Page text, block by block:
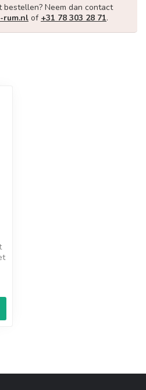
Neem dan contact
rum.nl of +31 78 303 28 71.